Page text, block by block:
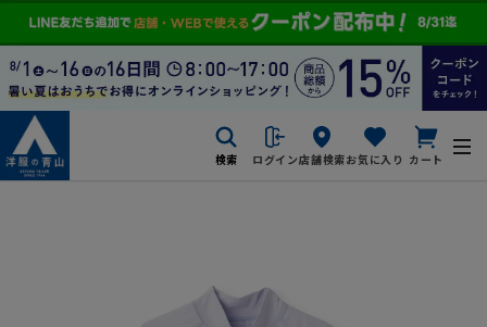
検索 ログイン店舗検索お気に入り カート